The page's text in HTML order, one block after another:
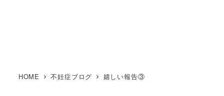
HOME 不妊症ブログ 嬉しい報告③